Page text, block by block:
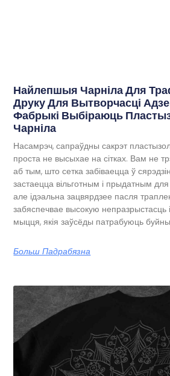
Найлепшыя Чарніла Для
Друку Для Вытворчасці
Фабрыкі Выбіраюць
Чарніла
Насамрэч, сапраўдны сакрэт
проста не высыхае на сітках. Вам не
аб тым, што сетка забіваецца ў
застаецца вільготным і прыдатным
але ідэальна зацвярдзее пасля
забяспечвае высокую непразрыстасць
мыцця, якія заўсёды патрабуюць
Больш Падрабязна